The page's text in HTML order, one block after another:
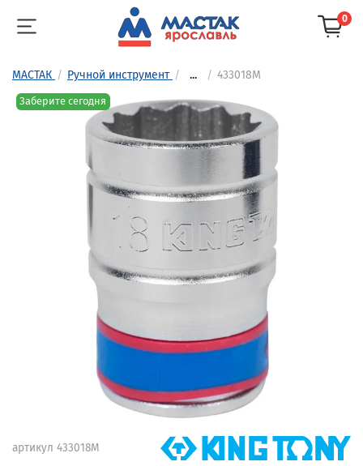
0
МАСТАК Ручной инструмент ... 433018M
Заберите сегодня
артикул 433018M